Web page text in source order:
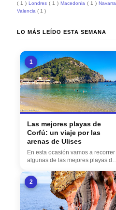
( 1 ) Londres ( 1 ) Macedonia ( 1 ) Navarra
Valencia ( 1 )
LO MÁS LEÍDO ESTA SEMANA
1
Las mejores playas de
Corfú: un viaje por las
arenas de Ulises
En esta ocasión vamos a recorrer
algunas de las mejores playas de
2